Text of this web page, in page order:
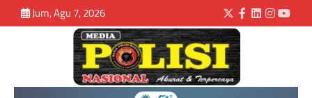
Jum, Agu 7, 2026